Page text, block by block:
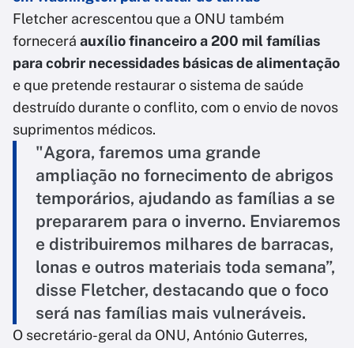
Fletcher acrescentou que a ONU também
fornecerá auxílio financeiro a 200 mil famílias
para cobrir necessidades básicas de alimentação
e que pretende restaurar o sistema de saúde
destruído durante o conflito, com o envio de novos
suprimentos médicos.
"Agora, faremos uma grande
ampliação no fornecimento de abrigos
temporários, ajudando as famílias a se
prepararem para o inverno. Enviaremos
e distribuiremos milhares de barracas,
lonas e outros materiais toda semana”,
disse Fletcher, destacando que o foco
será nas famílias mais vulneráveis.
O secretário-geral da ONU, António Guterres,